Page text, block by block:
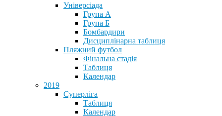
Універсіада
Група А
Група Б
Бомбардири
Дисциплінарна таблиця
Пляжний футбол
Фінальна стадія
Таблиця
Календар
2019
Суперліга
Таблиця
Календар